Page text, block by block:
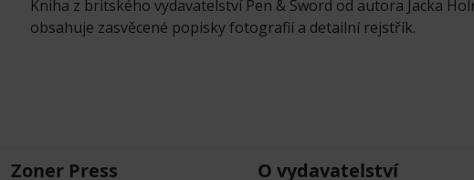
Kniha z britského vydavatelství Pen & Sword od autora Jacka
obsahuje zasvěcené popisky fotografií a detailní rejstřík.
Zoner Press O vydavatelství